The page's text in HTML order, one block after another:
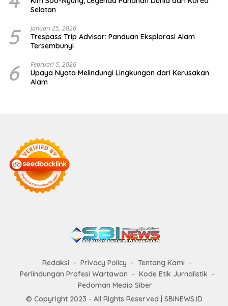
Selatan
5 Januari 25, 2026
Trespass Trip Advisor: Panduan Eksplorasi Alam
Tersembunyi
6 Februari 5, 2026
Upaya Nyata Melindungi Lingkungan dari Kerusakan
Alam
Redaksi Privacy Policy
Tentang Kami
Perlindungan Profesi Wartawan
Kode Etik Jurnalistik
Pedoman Media Siber
© Copyright 2023 - All Rights Reserved | SBINEWS.ID